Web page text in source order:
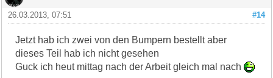
#14
26.03.2013, 07:51
Jetzt hab ich zwei von den Bumpern bestellt aber
dieses Teil hab ich nicht gesehen
Guck ich heut mittag nach der Arbeit gleich mal nach